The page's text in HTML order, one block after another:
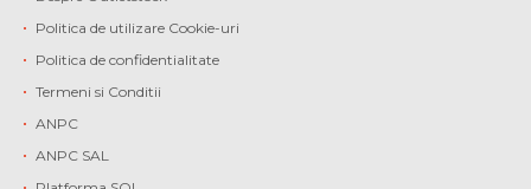
Politica de utilizare Cookie-uri
Politica de confidentialitate
Termeni si Conditii
ANPC
ANPC SAL